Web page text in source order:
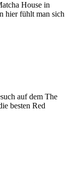
House in
hier fühlt man sich
auf dem The
besten Red